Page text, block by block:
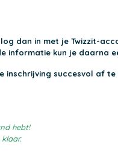
dan in met je Twizzit-
informatie kun je daarna
succesvol af te
hebt!